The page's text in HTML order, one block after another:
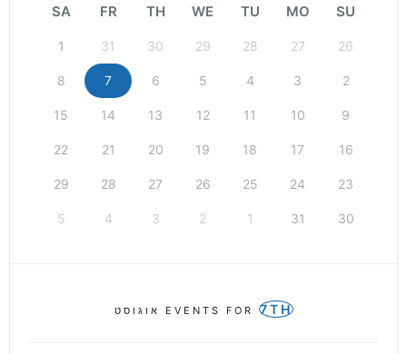
SU
MO
TU
WE
TH
FR
SA
26
27
28
29
30
31
1
2
3
4
5
6
7
8
9
10
11
12
13
14
15
16
17
18
19
20
21
22
23
24
25
26
27
28
29
30
31
1
2
3
4
5
EVENTS FOR 7TH אוגוסט